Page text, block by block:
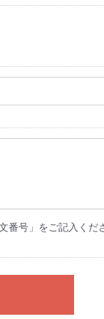
号」をご記入くだ